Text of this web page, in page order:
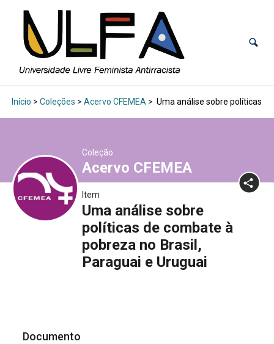
Início > Coleções > Acervo CFEMEA > Uma análise sobre políticas
Coleção
Acervo CFEMEA
Item
Uma análise sobre
políticas de combate à
pobreza no Brasil,
Paraguai e Uruguai
Documento